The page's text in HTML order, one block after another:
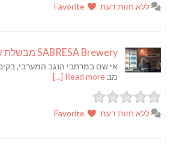
ללא חוות דעת
SABRESA Brewery מבשלת שיכר | מבשלת בירה
אי שם במרחבי הנגב המערבי,
מבRead more [...]
ללא חוות דעת